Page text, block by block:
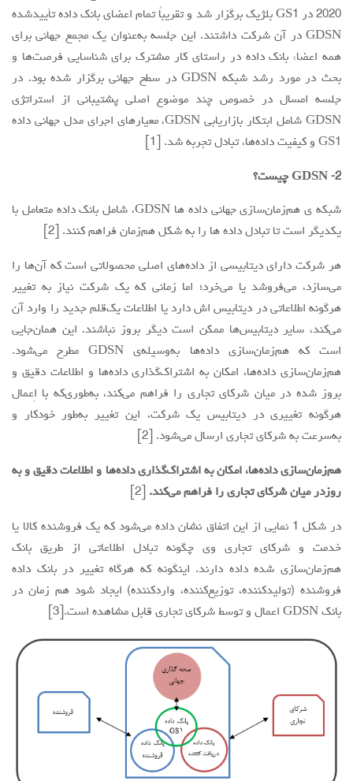
2020 در GS1 بلژیک برگزار شد و تقریباً تمام اعضای بانک داده تأییدشده
GDSN در آن شرکت داشتند. این جلسه به‌عنوان یک مجمع جهانی برای
همه اعضاء بانک داده در راستای کار مشترک برای شناسایی فرصت‌ها و
بحث در مورد رشد شبکه GDSN در سطح جهانی برگزار شده بود. در
جلسه امسال در خصوص چند موضوع اصلی پشتیبانی از استراتژی
GDSN شامل ابتکار بازاریابی GDSN، معیارهای اجرای مدل جهانی داده
GS1 و کیفیت داده‌ها، تبادل تجربه شد. [1]
2- GDSN چیست؟
شبکه ی هم‌زمان‌سازی جهانی داده ها GDSN، شامل بانک داده متعامل با
یکدیگر است تا تبادل داده ها را به شکل هم‌زمان فراهم کنند. [2]
هر شرکت دارای دیتابیسی از داده‌های اصلی محصولاتی است که آن‌ها را
می‌سازد، می‌فروشد یا می‌خرد؛ اما زمانی که یک شرکت نیاز به تغییر
هرگونه اطلاعاتی در دیتابیس اش دارد یا اطلاعات یک‌قلم جدید را وارد آن
می‌کند، سایر دیتابیس‌ها ممکن است دیگر بروز نباشند. این همان‌جایی
است که هم‌زمان‌سازی داده‌ها به‌وسیله‌ی GDSN مطرح می‌شود.
هم‌زمان‌سازی داده‌ها، امکان به اشتراک‌گذاری داده‌ها و اطلاعات دقیق و
بروز شده در میان شرکای تجاری را فراهم می‌کند، به‌طوری‌که با اِعمال
هرگونه تغییری در دیتابیس یک شرکت، این تغییر به‌طور خودکار و
به‌سرعت به شرکای تجاری ارسال می‌شود. [2]
هم‌زمان‌سازی داده‌ها، امکان به اشتراک‌گذاری داده‌ها و اطلاعات دقیق و به
روزدر میان شرکای تجاری را فراهم می‌کند.
در شکل 1 نمایی از این اتفاق نشان داده می‌شود که یک فروشنده کالا یا
خدمت و شرکای تجاری وی چگونه تبادل اطلاعاتی از طریق بانک
هم‌زمان‌سازی شده داده دارند. اینگونه که هرگاه تغییر در بانک داده
فروشنده (تولیدکننده، توزیع‌کننده، وارد‌کننده) ایجاد شود هم زمان در
بانک GDSN اعمال و توسط شرکای تجاری قابل مشاهده است.[3]